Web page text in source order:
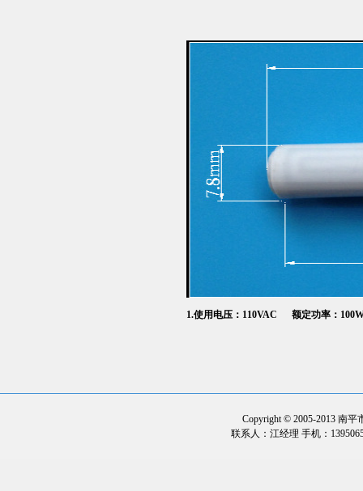
1.使用电压：110VAC 额定功率：
Copyright © 2005-2013 南平
联系人：江经理 手机：